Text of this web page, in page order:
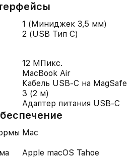
1 (Миниджек 3,5 мм)
2 (USB Тип C)
12 МПикс.
MacBook Air
Кабель USB-C на MagSafe
3 (2 м)
Адаптер питания USB-C
Mac
Apple macOS Tahoe